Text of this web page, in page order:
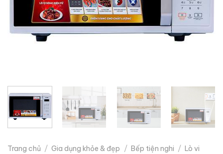
Trang chủ / Gia dụng khỏe & đẹp / Bếp tiện nghi / Lò vi